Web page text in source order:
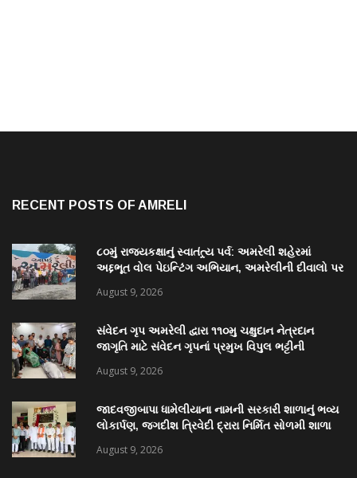
RECENT POSTS OF AMRELI
૮૦મું રાજ્યકક્ષાનું સ્વાતંત્ર્ય પર્વ: અમરેલી શહેરમાં
અદ્દભૂત વોલ પેઇન્ટિંગ અભિયાન, અમરેલીની દીવાલો પર
August 9, 2026
સંવેદન ગૃપ અમરેલી દ્વારા ૧૧૦મુ ચક્ષુદાન નેત્રદાન
જાગૃતિ માટે સંવેદન ગૃપનાં પ્રમુખ વિપુલ ભટ્ટીની
August 9, 2026
જાદવજીબાપા ધામેલીયાના નામની સરકારી શાળાનું ભવ્ય
લોકાર્પણ, જગદીશ ત્રિવેદી દ્રારા નિર્મિત સોળમી શાળા
August 9, 2026